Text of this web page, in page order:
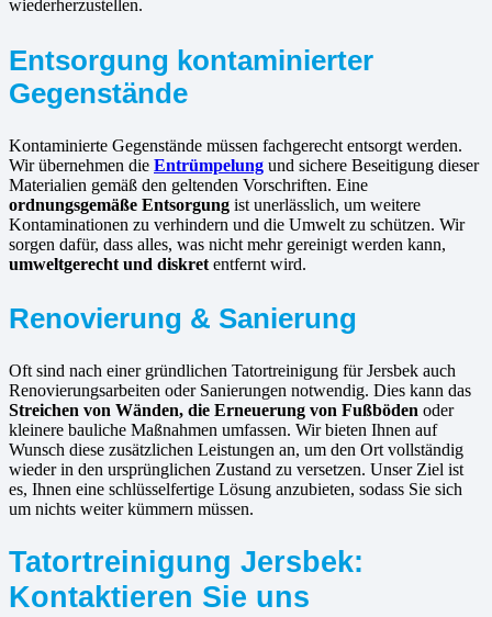
wiederherzustellen.
Entsorgung kontaminierter
Gegenstände
Kontaminierte Gegenstände müssen fachgerecht entsorgt werden.
Wir übernehmen die Entrümpelung und sichere Beseitigung dieser
Materialien gemäß den geltenden Vorschriften. Eine
ordnungsgemäße Entsorgung ist unerlässlich, um weitere
Kontaminationen zu verhindern und die Umwelt zu schützen. Wir
sorgen dafür, dass alles, was nicht mehr gereinigt werden kann,
umweltgerecht und diskret entfernt wird.
Renovierung & Sanierung
Oft sind nach einer gründlichen Tatortreinigung für Jersbek auch
Renovierungsarbeiten oder Sanierungen notwendig. Dies kann das
Streichen von Wänden, die Erneuerung von Fußböden oder
kleinere bauliche Maßnahmen umfassen. Wir bieten Ihnen auf
Wunsch diese zusätzlichen Leistungen an, um den Ort vollständig
wieder in den ursprünglichen Zustand zu versetzen. Unser Ziel ist
es, Ihnen eine schlüsselfertige Lösung anzubieten, sodass Sie sich
um nichts weiter kümmern müssen.
Tatortreinigung Jersbek:
Kontaktieren Sie uns